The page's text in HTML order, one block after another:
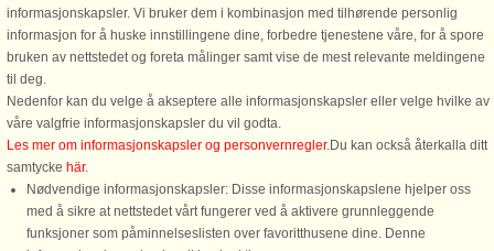
Huset er godt indrettet med et stort
køkken/alrum, rummelige værelser og
en læfyldt terrasse. ...
fra 5.274 NOK
ved Vejers. Sommerhuset er
veldisponeret indrettet med et
værelse- og badafsnit, separat
fra 9.587 NOK
informasjonskapsler. Vi bruker dem i kombinasjon med tilhørende personlig
informasjon for å huske innstillingene dine, forbedre tjenestene våre, for å spore
bruken av nettstedet og foreta målinger samt vise de mest relevante meldingene
til deg.
Nedenfor kan du velge å akseptere alle informasjonskapsler eller velge hvilke av
våre valgfrie informasjonskapsler du vil godta.
Les mer om informasjonskapsler og personvernregler.Du kan också återkalla ditt
samtycke här.
Nødvendige informasjonskapsler: Disse informasjonskapslene hjelper oss
med å sikre at nettstedet vårt fungerer ved å aktivere grunnleggende
funksjoner som påminnelseslisten over favoritthusene dine. Denne